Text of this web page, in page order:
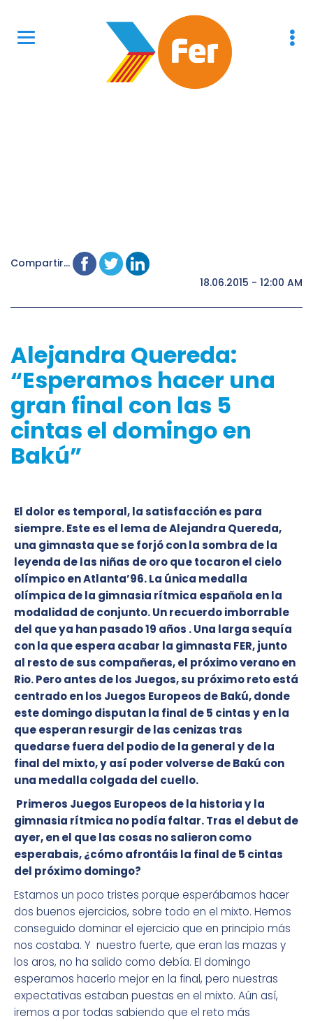
Compartir...
18.06.2015 - 12:00 AM
Alejandra Quereda:
“Esperamos hacer una
gran final con las 5
cintas el domingo en
Bakú”
El dolor es temporal, la satisfacción es para
siempre. Este es el lema de Alejandra Quereda,
una gimnasta que se forjó con la sombra de la
leyenda de las niñas de oro que tocaron el cielo
olímpico en Atlanta’96. La única medalla
olímpica de la gimnasia rítmica española en la
modalidad de conjunto. Un recuerdo imborrable
del que ya han pasado 19 años . Una larga sequía
con la que espera acabar la gimnasta FER, junto
al resto de sus compañeras, el próximo verano en
Rio. Pero antes de los Juegos, su próximo reto está
centrado en los Juegos Europeos de Bakú, donde
este domingo disputan la final de 5 cintas y en la
que esperan resurgir de las cenizas tras
quedarse fuera del podio de la general y de la
final del mixto, y así poder volverse de Bakú con
una medalla colgada del cuello.
Primeros Juegos Europeos de la historia y la
gimnasia rítmica no podía faltar. Tras el debut de
ayer, en el que las cosas no salieron como
esperabais, ¿cómo afrontáis la final de 5 cintas
del próximo domingo?
Estamos un poco tristes porque esperábamos hacer
dos buenos ejercicios, sobre todo en el mixto. Hemos
conseguido dominar el ejercicio que en principio más
nos costaba. Y nuestro fuerte, que eran las mazas y
los aros, no ha salido como debía. El domingo
esperamos hacerlo mejor en la final, pero nuestras
expectativas estaban puestas en el mixto. Aún así,
iremos a por todas sabiendo que el reto más